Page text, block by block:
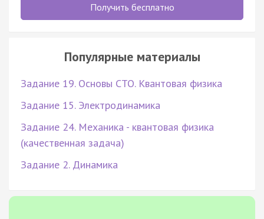
Получить бесплатно
Популярные материалы
Задание 19. Основы СТО. Квантовая физика
Задание 15. Электродинамика
Задание 24. Механика - квантовая физика
(качественная задача)
Задание 2. Динамика